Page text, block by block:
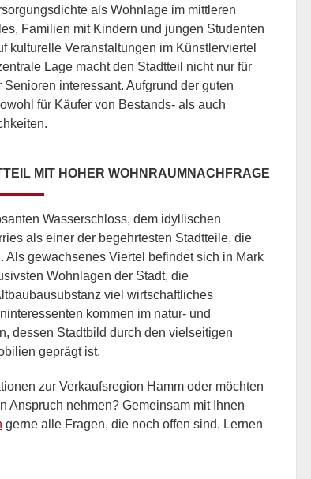
als Wohnlage im mittleren
Familien mit Kindern und jungen Studenten
kulturelle Veranstaltungen im Künstlerviertel
Lage macht den Stadtteil nicht nur für
interessant. Aufgrund der guten
für Käufer von Bestands- als auch
MIT HOHER WOHNRAUMNACHFRAGE
Wasserschloss, dem idyllischen
als einer der begehrtesten Stadtteile, die
gewachsenes Viertel befindet sich in Mark
Wohnlagen der Stadt, die
viel wirtschaftliches
kommen im natur- und
dessen Stadtbild durch den vielseitigen
geprägt ist.
zur Verkaufsregion Hamm oder möchten
Anspruch nehmen? Gemeinsam mit Ihnen
gerne alle Fragen, die noch offen sind. Lernen